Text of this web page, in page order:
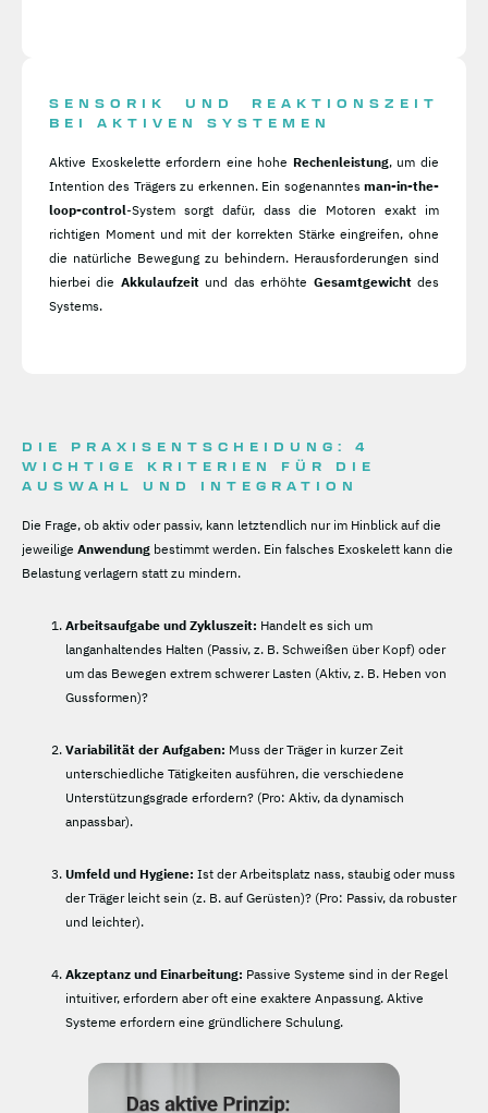
SENSORIK UND REAKTIONSZEIT
BEI AKTIVEN SYSTEMEN
Aktive Exoskelette erfordern eine hohe Rechenleistung, um die
Intention des Trägers zu erkennen. Ein sogenanntes man-in-the-
loop-control-System sorgt dafür, dass die Motoren exakt im
richtigen Moment und mit der korrekten Stärke eingreifen, ohne
die natürliche Bewegung zu behindern. Herausforderungen sind
hierbei die Akkulaufzeitund das erhöhte Gesamtgewichtdes
Systems.
DIE PRAXISENTSCHEIDUNG: 4
WICHTIGE KRITERIEN FÜR DIE
AUSWAHL UND INTEGRATION
Die Frage, ob aktiv oder passiv, kann letztendlich nur im Hinblick auf die
jeweilige Anwendung bestimmt werden. Ein falsches Exoskelett kann die
Belastung verlagern statt zu mindern.
Arbeitsaufgabe und Zykluszeit: Handelt es sich um
langanhaltendes Halten (Passiv, z. B. Schweißen über Kopf) oder
um das Bewegen extrem schwerer Lasten (Aktiv, z. B. Heben von
Gussformen)?
Variabilität der Aufgaben: Muss der Träger in kurzer Zeit
unterschiedliche Tätigkeiten ausführen, die verschiedene
Unterstützungsgrade erfordern? (Pro: Aktiv, da dynamisch
anpassbar).
Umfeld und Hygiene: Ist der Arbeitsplatz nass, staubig oder muss
der Träger leicht sein (z. B. auf Gerüsten)? (Pro: Passiv, da robuster
und leichter).
Akzeptanz und Einarbeitung: Passive Systeme sind in der Regel
intuitiver, erfordern aber oft eine exaktere Anpassung. Aktive
Systeme erfordern eine gründlichere Schulung.